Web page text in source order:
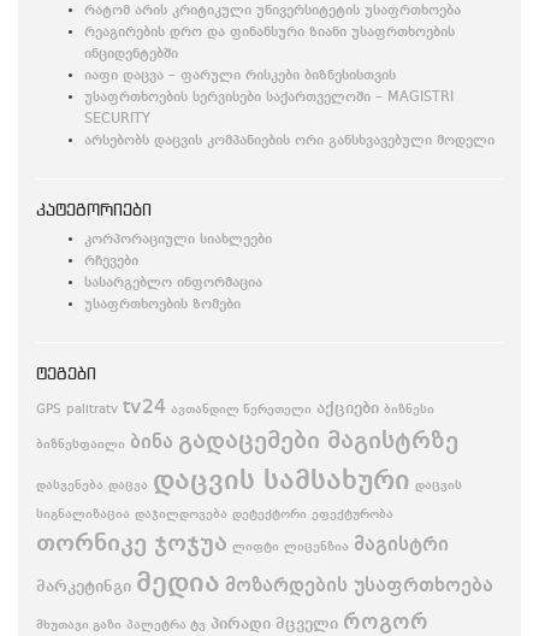
რატომ არის კრიტიკული უნივერსიტეტის უსაფრთხოება
რეაგირების დრო და ფინანსური ზიანი უსაფრთხოების
ინციდენტებში
იაფი დაცვა – ფარული რისკები ბიზნესისთვის
უსაფრთხოების სერვისები საქართველოში – MAGISTRI
SECURITY
არსებობს დაცვის კომპანიების ორი განსხვავებული მოდელი
კატეგორიები
კორპორაციული სიახლეები
რჩევები
სასარგებლო ინფორმაცია
უსაფრთხოების ზომები
ტეგები
GPS palitratv tv24 ავთანდილ წერეთელი აქციები ბიზნესი
ბიზნესფაილი ბინა გადაცემები მაგისტრზე
დასვენება დაცვა დაცვის სამსახური დაცვის
სიგნალიზაცია დაჯილდოვება დეტექტორი ეფექტურობა
თორნიკე ჯოჯუა ლიფტი ლიცენზია მაგისტრი
მარკეტინგი მედია მოზარდების უსაფრთხოება
მხუთავი გაზი პალეტრა ტვ პირადი მცველი როგორ